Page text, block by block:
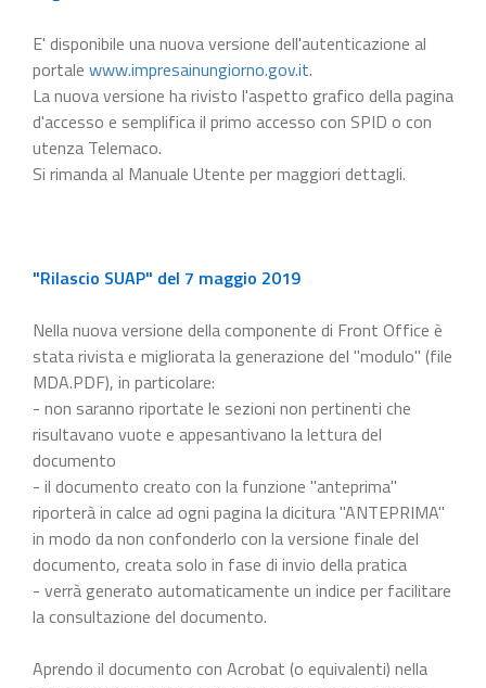
E' disponibile una nuova versione dell'autenticazione al
portale www.impresainungiorno.gov.it.
La nuova versione ha rivisto l'aspetto grafico della pagina
d'accesso e semplifica il primo accesso con SPID o con
utenza Telemaco.
Si rimanda al Manuale Utente per maggiori dettagli.
"Rilascio SUAP" del 7 maggio 2019
Nella nuova versione della componente di Front Office è
stata rivista e migliorata la generazione del "modulo" (file
MDA.PDF), in particolare:
- non saranno riportate le sezioni non pertinenti che
risultavano vuote e appesantivano la lettura del
documento
- il documento creato con la funzione "anteprima"
riporterà in calce ad ogni pagina la dicitura "ANTEPRIMA"
in modo da non confonderlo con la versione finale del
documento, creata solo in fase di invio della pratica
- verrà generato automaticamente un indice per facilitare
la consultazione del documento.
Aprendo il documento con Acrobat (o equivalenti) nella